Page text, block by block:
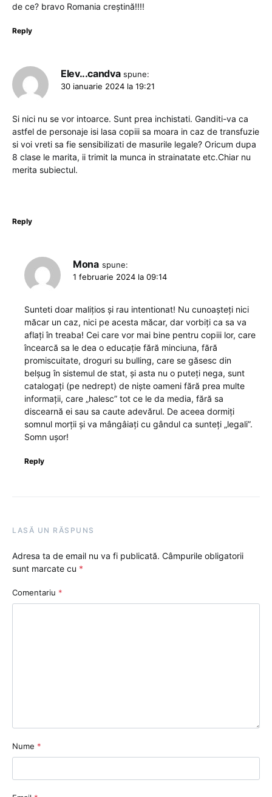
de ce? bravo Romania creștină!!!!
Reply
Elev...candva spune:
30 ianuarie 2024 la 19:21
Si nici nu se vor intoarce. Sunt prea inchistati. Ganditi-va ca
astfel de personaje isi lasa copiii sa moara in caz de transfuzie
si voi vreti sa fie sensibilizati de masurile legale? Oricum dupa
8 clase le marita, ii trimit la munca in strainatate etc.Chiar nu
merita subiectul.
Reply
Mona spune:
1 februarie 2024 la 09:14
Sunteti doar malițios și rau intentionat! Nu cunoașteți nici
măcar un caz, nici pe acesta măcar, dar vorbiți ca sa va
aflați în treaba! Cei care vor mai bine pentru copiii lor, care
încearcă sa le dea o educație fără minciuna, fără
promiscuitate, droguri su bulling, care se găsesc din
belșug în sistemul de stat, și asta nu o puteți nega, sunt
catalogați (pe nedrept) de niște oameni fără prea multe
informații, care „halesc” tot ce le da media, fără sa
discearnă ei sau sa caute adevărul. De aceea dormiți
somnul morții și va mângâiați cu gândul ca sunteți „legali”.
Somn ușor!
Reply
LASĂ UN RĂSPUNS
Adresa ta de email nu va fi publicată. Câmpurile obligatorii
sunt marcate cu *
Comentariu *
Nume *